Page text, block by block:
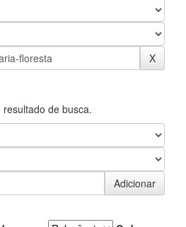
de busca.